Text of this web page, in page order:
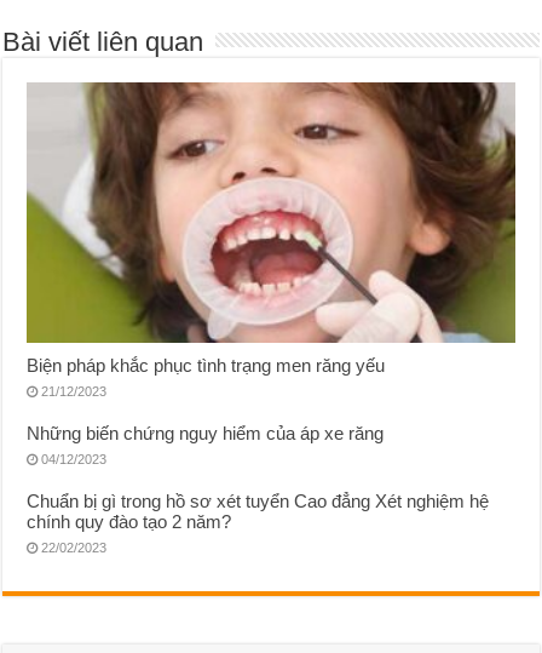
Bài viết liên quan
Biện pháp khắc phục tình trạng men răng yếu
21/12/2023
Những biến chứng nguy hiểm của áp xe răng
04/12/2023
Chuẩn bị gì trong hồ sơ xét tuyển Cao đẳng Xét nghiệm hệ
chính quy đào tạo 2 năm?
22/02/2023